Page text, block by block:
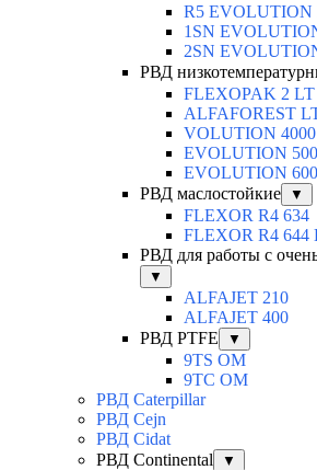
R5 EVOLUTION
1SN
2SN
РВД
FLEXOPAK 2 LT
ALFAFOREST
VOLUTION
EVOLUTION
EVOLUTION
РВД маслостойкие
▼
FLEXOR R4 634
FLEXOR R4 644
РВД для работы с
▼
ALFAJET 210
ALFAJET 400
РВД PTFE
▼
9TS OM
9TC OM
РВД Caterpillar
РВД Cejn
РВД Cidat
РВД Continental
▼